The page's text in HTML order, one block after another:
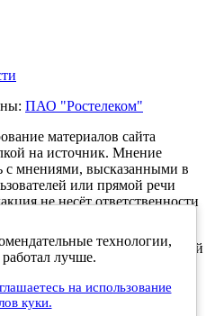
ПАО "Ростелеком"
материалов сайта
на источник. Мнение
с мнениями, высказанными в
или прямой речи
не несёт ответственности
в Федеральной
информационных
(Роскомнадзор) 5
номер ЭЛ № ФС 77 -
технологии,
лучше.
на использование
куки.